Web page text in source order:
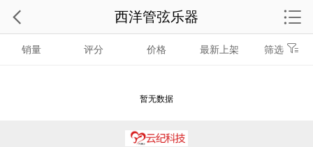
销量 评分 价格 最新上架 筛选
暂无数据
西洋管弦乐器